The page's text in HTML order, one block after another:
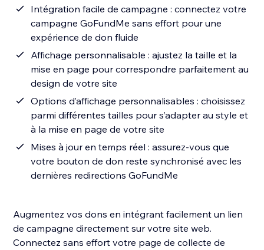
Intégration facile de campagne : connectez votre
campagne GoFundMe sans effort pour une
expérience de don fluide
Affichage personnalisable : ajustez la taille et la
mise en page pour correspondre parfaitement au
design de votre site
Options d’affichage personnalisables : choisissez
parmi différentes tailles pour s’adapter au style et
à la mise en page de votre site
Mises à jour en temps réel : assurez-vous que
votre bouton de don reste synchronisé avec les
dernières redirections GoFundMe
Augmentez vos dons en intégrant facilement un lien
de campagne directement sur votre site web.
Connectez sans effort votre page de collecte de